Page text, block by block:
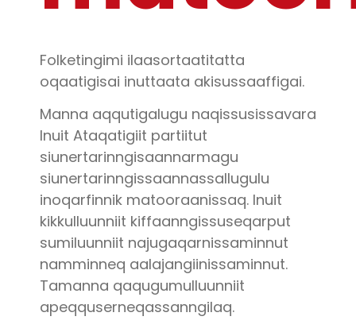
Folketingimi ilaasortaatitatta
oqaatigisai inuttaata akisussaaffigai.
Manna aqqutigalugu naqissusissavara
Inuit Ataqatigiit partiitut
siunertarinngisaannarmagu
siunertarinngissaannassallugulu
inoqarfinnik matooraanissaq. Inuit
kikkulluunniit kiffaanngissuseqarput
sumiluunniit najugaqarnissaminnut
namminneq aalajangiinissaminnut.
Tamanna qaqugumulluunniit
apeqquserneqassanngilaq.